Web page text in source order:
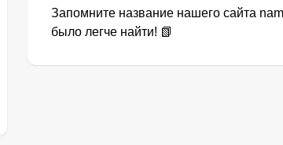
Запомните название нашего сайта
было легче найти! 📗